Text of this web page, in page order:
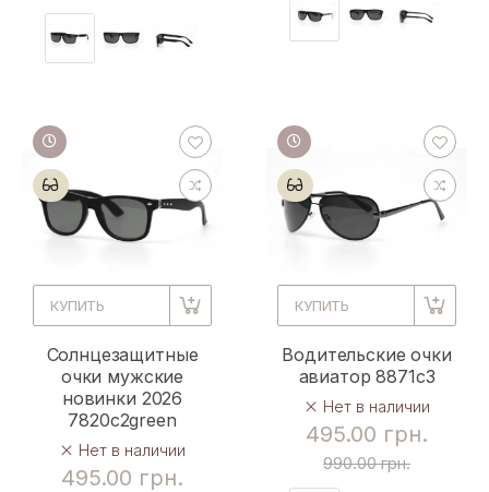
КУПИТЬ
Солнцезащитные
очки мужские
новинки 2026
7820c2green
Нет в наличии
495.00 грн.
КУПИТЬ
Водительские очки
авиатор 8871c3
Нет в наличии
495.00 грн.
990.00 грн.